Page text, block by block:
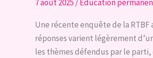
voix
pour
le
parti
7 août 2025 /Education
Une récente enquête de la
réponses varient légèrement
les thèmes défendus par le